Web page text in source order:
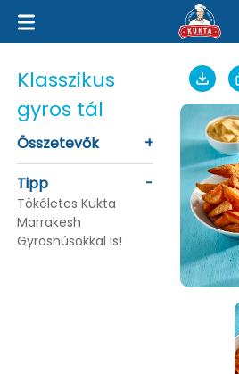
Klasszikus
gyros tál
Összetevők
+
Tipp
-
Tökéletes Kukta
Marrakesh
Gyroshúsokkal is!